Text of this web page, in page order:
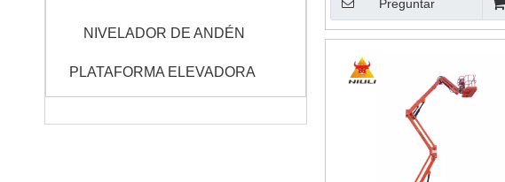
NIVELADOR DE ANDÉN
PLATAFORMA ELEVADORA
Preguntar